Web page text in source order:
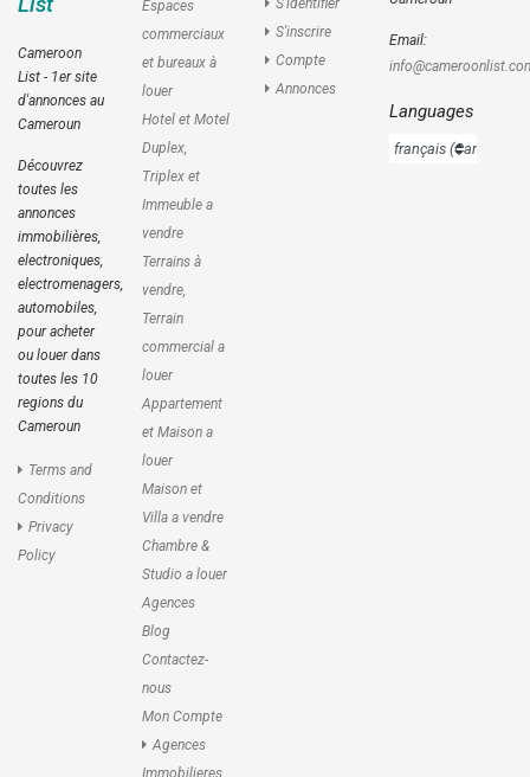
Cameroon
List - 1er site
d'annonces au
Cameroun
Découvrez
toutes les
annonces
immobilières,
electroniques,
electromenagers,
automobiles,
pour acheter
ou louer dans
toutes les 10
regions du
Cameroun
Terms and
Conditions
Privacy
Policy
Espaces
commerciaux
et bureaux à
louer
Hotel et Motel
Duplex,
Triplex et
Immeuble a
vendre
Terrains à
vendre,
Terrain
commercial a
louer
Appartement
et Maison a
louer
Maison et
Villa a vendre
Chambre &
Studio a louer
Agences
Blog
Contactez-
nous
Mon Compte
Agences
S'identifier
S'inscrire
Compte
Annonces
Email:
Languages